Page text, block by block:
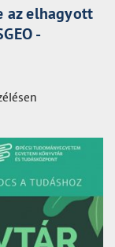
az elhagyott
-